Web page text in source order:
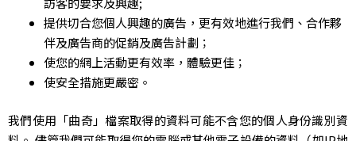
提供切合您個人興趣的廣告，更有效地進行我們、合作夥
伴及廣告商的促銷及廣告計劃；
使您的網上活動更有效率，體驗更佳；
使安全措施更嚴密。
我們使用「曲奇」檔案取得的資料可能不含您的個人身份識別資